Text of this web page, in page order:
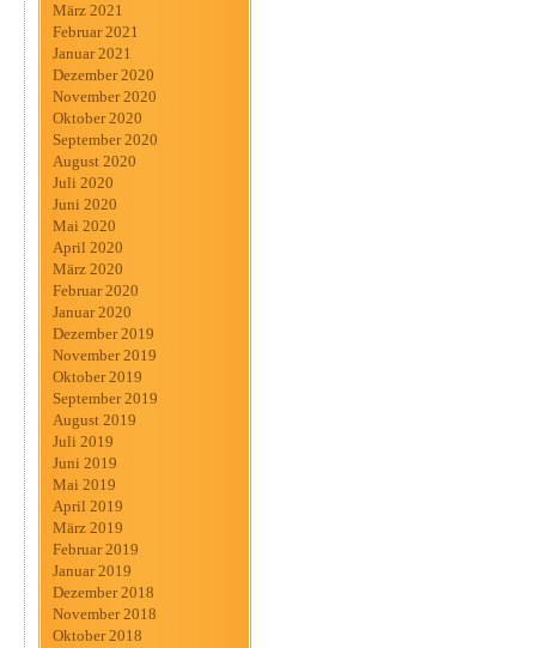
März 2021
Februar 2021
Januar 2021
Dezember 2020
November 2020
Oktober 2020
September 2020
August 2020
Juli 2020
Juni 2020
Mai 2020
April 2020
März 2020
Februar 2020
Januar 2020
Dezember 2019
November 2019
Oktober 2019
September 2019
August 2019
Juli 2019
Juni 2019
Mai 2019
April 2019
März 2019
Februar 2019
Januar 2019
Dezember 2018
November 2018
Oktober 2018